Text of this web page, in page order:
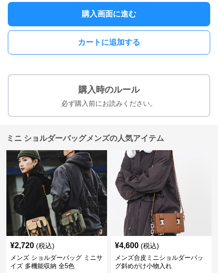
購入画面に進む
カートに追加する
購入時のルール
必ず購入前にお読みください。
ミニ ショルダーバッグメンズの人気アイテム
¥2,720 (税込)
メンズ ショルダーバッグ ミニサ
イズ 多機能収納 全5色
¥4,600 (税込)
メンズ合皮ミニショルダーバッ
グ斜めがけ小物入れ